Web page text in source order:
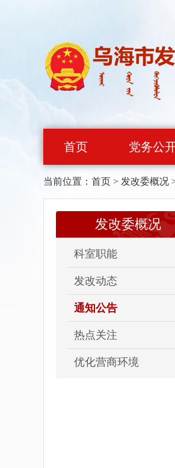
首页 党务公
当前位置： 首页 > 发改委概况
发改委概况
科室职能
发改动态
通知公告
热点关注
优化营商环境